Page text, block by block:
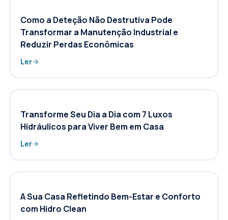
Como a Deteção Não Destrutiva Pode
Transformar a Manutenção Industrial e
Reduzir Perdas Econômicas
Ler
Transforme Seu Dia a Dia com 7 Luxos
Hidráulicos para Viver Bem em Casa
Ler
A Sua Casa Refletindo Bem-Estar e Conforto
com Hidro Clean